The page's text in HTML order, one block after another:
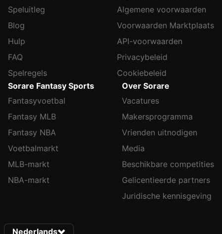
Speluitleg
Blog
Hulp
FAQ
Spelregels
Algemene voorwaarden
Voorwaarden Marktplaats
API-voorwaarden
Privacybeleid
Cookiebeleid
Sorare Fantasy Sports
Fantasyvoetbal
Fantasy MLB
Fantasy NBA
Voetbalmarkt
MLB-markt
NBA-markt
Over Sorare
Vacatures
Makersprogramma
Vrienden uitnodigen
Media
Beschikbare competities
Gelicentieerde partners
Juridische kennisgeving
Nederlands